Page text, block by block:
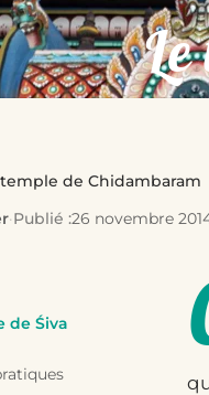
de Chidambaram
·Publié :26 novembre
de Śiva